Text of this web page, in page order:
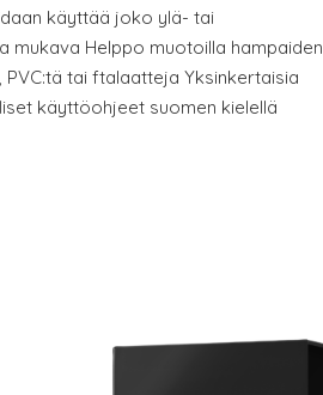
käyttää joko ylä- tai
mukava Helppo muotoilla hampaiden
PVC:tä tai ftalaatteja Yksinkertaisia
käyttöohjeet suomen kielellä